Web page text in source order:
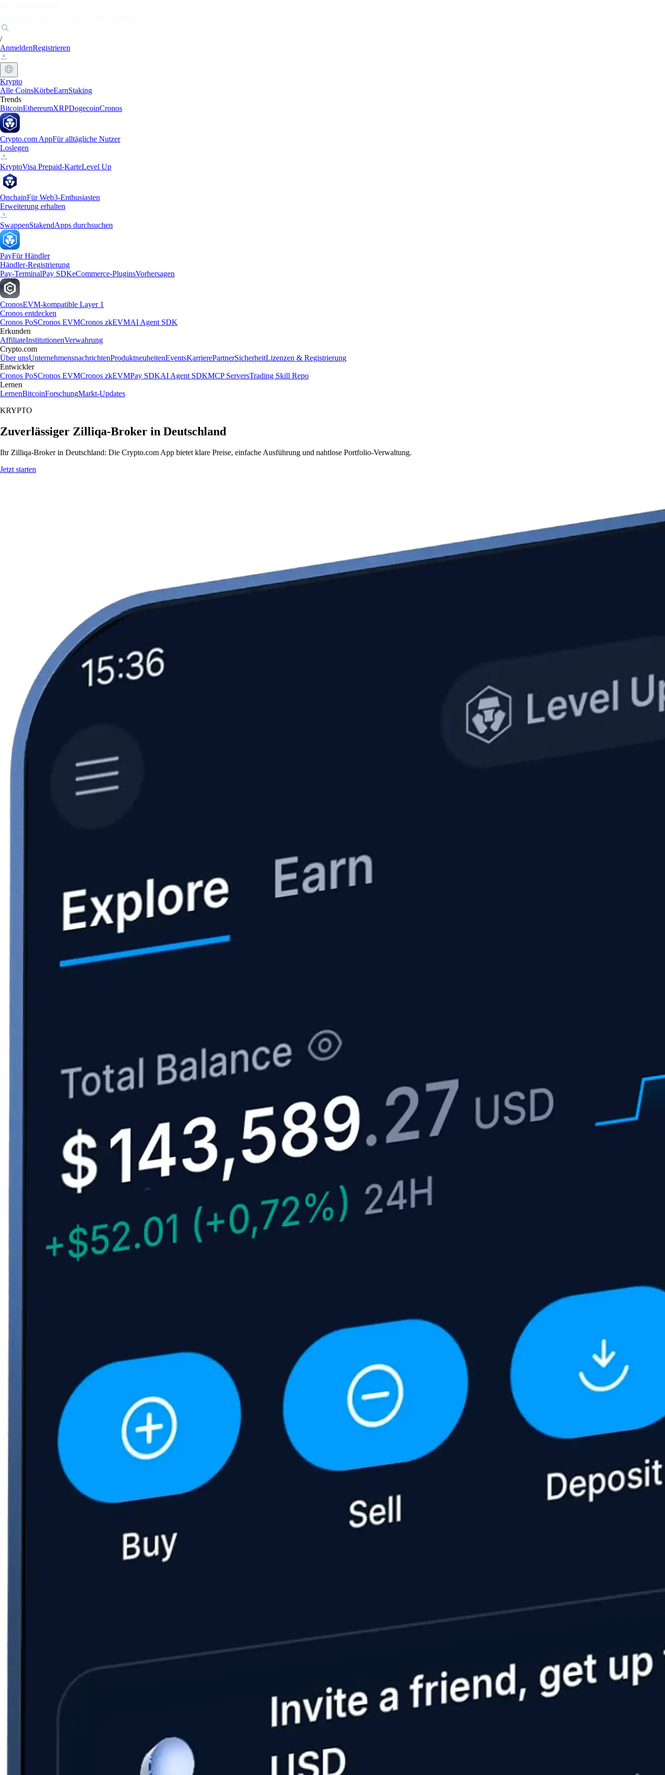
/
AnmeldenRegistrieren
Krypto
Alle CoinsKörbeEarnStaking
Trends
BitcoinEthereumXRPDogecoinCronos
Crypto.com AppFür alltägliche Nutzer
Loslegen
KryptoVisa Prepaid-KarteLevel Up
OnchainFür Web3-Enthusiasten
Erweiterung erhalten
SwappenStakendApps durchsuchen
PayFür Händler
Händler-Registrierung
Pay-TerminalPay SDKeCommerce-PluginsVorhersagen
CronosEVM-kompatible Layer 1
Cronos entdecken
Cronos PoSCronos EVMCronos zkEVMAI Agent SDK
Erkunden
AffiliateInstitutionenVerwahrung
Crypto.com
Über unsUnternehmensnachrichtenProduktneuheitenEventsKarrierePartnerSicherheitLizenzen & Registrierung
Entwickler
Cronos PoSCronos EVMCronos zkEVMPay SDKAI Agent SDKMCP ServersTrading Skill Repo
Lernen
LernenBitcoinForschungMarkt-Updates
KRYPTO
Zuverlässiger Zilliqa-Broker in Deutschland
Ihr Zilliqa-Broker in Deutschland: Die Crypto.com App bietet klare Preise, einfache Ausführung und nahtlose Portfolio-Verwaltung.
Jetzt starten